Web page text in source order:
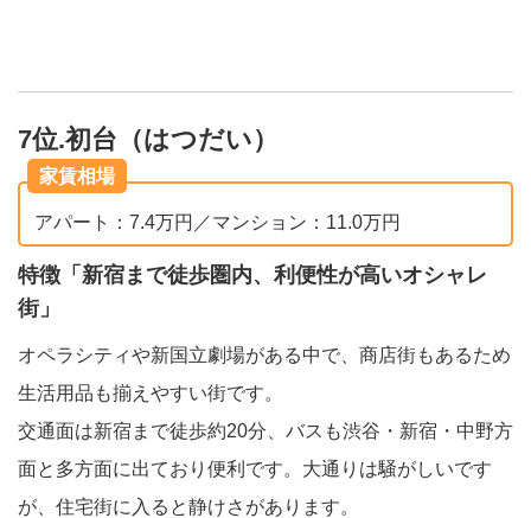
7位.初台（はつだい）
家賃相場
アパート：7.4万円／マンション：11.0万円
特徴「新宿まで徒歩圏内、利便性が高いオシャレ
街」
オペラシティや新国立劇場がある中で、商店街もあるため
生活用品も揃えやすい街です。
交通面は新宿まで徒歩約20分、バスも渋谷・新宿・中野方
面と多方面に出ており便利です。大通りは騒がしいです
が、住宅街に入ると静けさがあります。